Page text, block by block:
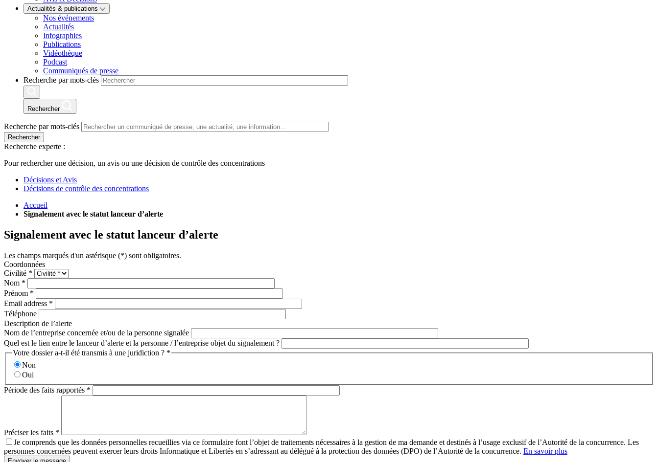
Actualités & publications
Nos événements
Actualités
Infographies
Publications
Vidéothéque
Podcast
Communiqués de presse
Recherche par mots-clés
Rechercher
Recherche par mots-clés
Rechercher
Recherche experte :
Pour rechercher une décision, un avis ou une décision de contrôle des concentrations
Décisions et Avis
Décisions de contrôle des concentrations
Accueil
Signalement avec le statut lanceur d’alerte
Signalement avec le statut lanceur d’alerte
Les champs marqués d'un astérisque (*) sont obligatoires.
Coordonnées
Civilité *
Nom *
Prénom *
Email address *
Téléphone
Description de l’alerte
Nom de l’entreprise concernée et/ou de la personne signalée
Quel est le lien entre le lanceur d’alerte et la personne / l’entreprise objet du signalement ?
Votre dossier a-t-il été transmis à une juridiction ? *
Non
Oui
Période des faits rapportés *
Préciser les faits *
Je comprends que les données personnelles recueillies via ce formulaire font l’objet de traitements nécessaires à la gestion de ma demande et destinés à l’usage exclusif de l’Autorité de la concurrence. Les
personnes concernées peuvent exercer leurs droits Informatique et Libertés en s’adressant au délégué à la protection des données (DPO) de l’Autorité de la concurrence. En savoir plus